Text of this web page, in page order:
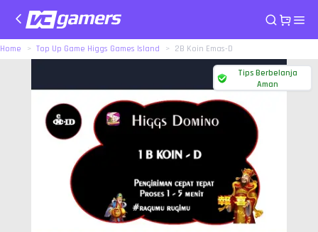
Home Top Up Game Higgs Games Island 2B Koin Emas-D
Tips Berbelanja
Aman